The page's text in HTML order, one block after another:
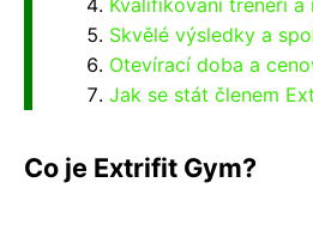
Skvělé výsledky a
Otevírací doba a
Jak se stát členem
Co je Extrifit Gym?